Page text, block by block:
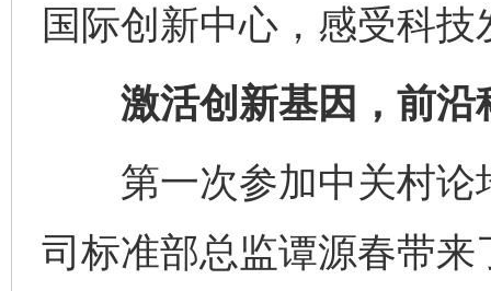
国际创新中心，感受科
激活创新基因，前沿
第一次参加中关村论
司标准部总监谭源春带